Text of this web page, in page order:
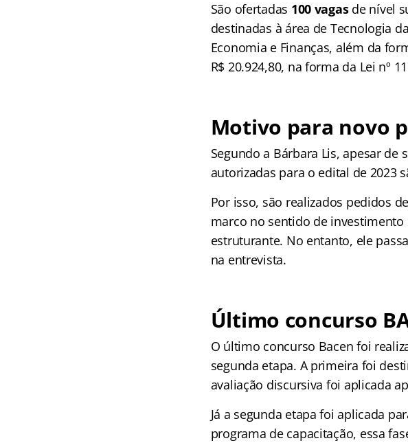
São ofertadas 100 vagasde nível
destinadas à área de Tecnologia
Economia e Finanças, além da
R$ 20.924,80, na forma da Lei nº
Motivo para novo
Segundo a Bárbara Lis, apesar de
autorizadas para o edital de 2023
Por isso, são realizados pedidos
marco no sentido de
estruturante. No entanto, ele
na entrevista.
Último concurso
O último concurso Bacen foi
segunda etapa. A primeira foi
avaliação discursiva foi aplicada
Já a segunda etapa foi aplicada
programa de capacitação, essa